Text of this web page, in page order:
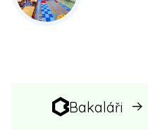
Bakaláři